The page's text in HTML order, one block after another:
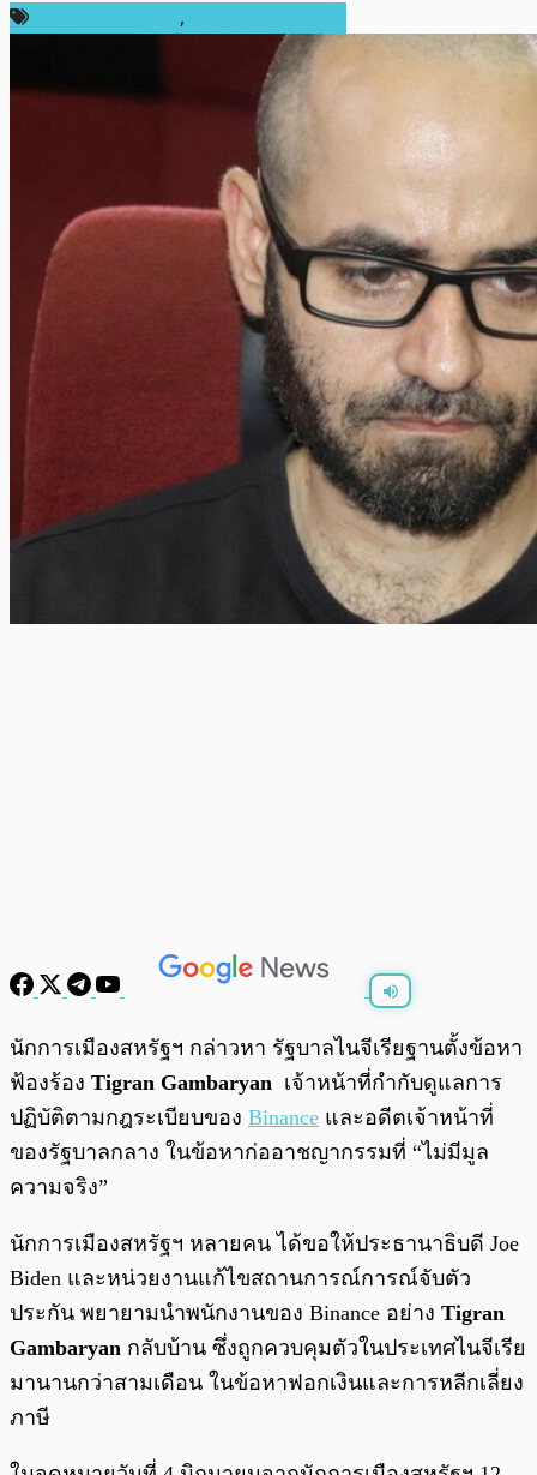
,
พร้อมเล่น /0:00
นักการเมืองสหรัฐฯ กล่าวหา รัฐบาลไนจีเรียฐานตั้งข้อหา
ฟ้องร้อง Tigran Gambaryan เจ้าหน้าที่กำกับดูแลการ
ปฏิบัติตามกฎระเบียบของ Binance และอดีตเจ้าหน้าที่
ของรัฐบาลกลาง ในข้อหาก่ออาชญากรรมที่ “ไม่มีมูล
ความจริง”
นักการเมืองสหรัฐฯ หลายคน ได้ขอให้ประธานาธิบดี Joe
Biden และหน่วยงานแก้ไขสถานการณ์การณ์จับตัว
ประกัน พยายามนำพนักงานของ Binance อย่าง Tigran
Gambaryan กลับบ้าน ซึ่งถูกควบคุมตัวในประเทศไนจีเรีย
มานานกว่าสามเดือน ในข้อหาฟอกเงินและการหลีกเลี่ยง
ภาษี